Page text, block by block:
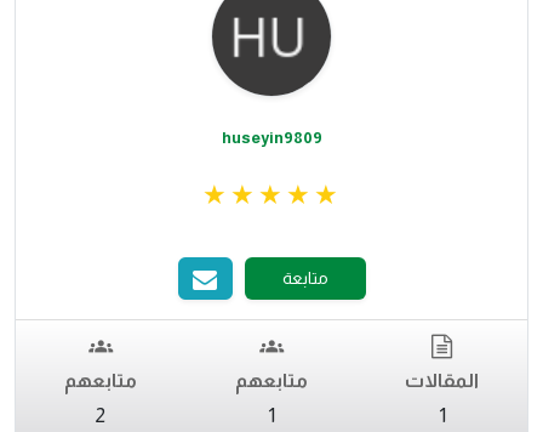
huseyin9809
متابعة
المقالات
1
متابعهم
1
متابعهم
2